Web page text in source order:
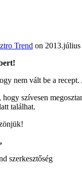
Trend on 2013.július
nem vált be a
szívesen
találhat.
szerkesztőség